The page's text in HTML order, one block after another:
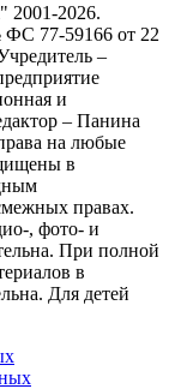
2001-2026.
77-59166 от 22
–
и
– Панина
на любые
в
правах.
, фото- и
При полной
в
Для детей